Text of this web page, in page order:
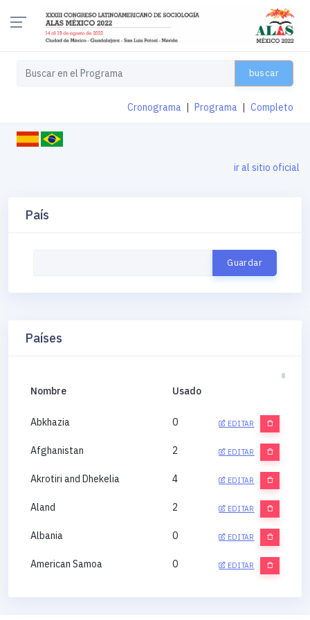
buscar
Cronograma Programa Completo
ir al sitio oficial
País
Países
Nombre Usado
Abkhazia 0 EDITAR
Afghanistan 2 EDITAR
Akrotiri and Dhekelia 4 EDITAR
Aland 2 EDITAR
Albania 0 EDITAR
American Samoa 0 EDITAR